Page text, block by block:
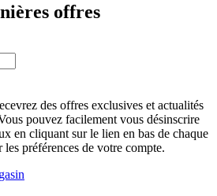
offres
des offres exclusives et actualités
pouvez facilement vous désinscrire
en cliquant sur le lien en bas de chaque
préférences de votre compte.